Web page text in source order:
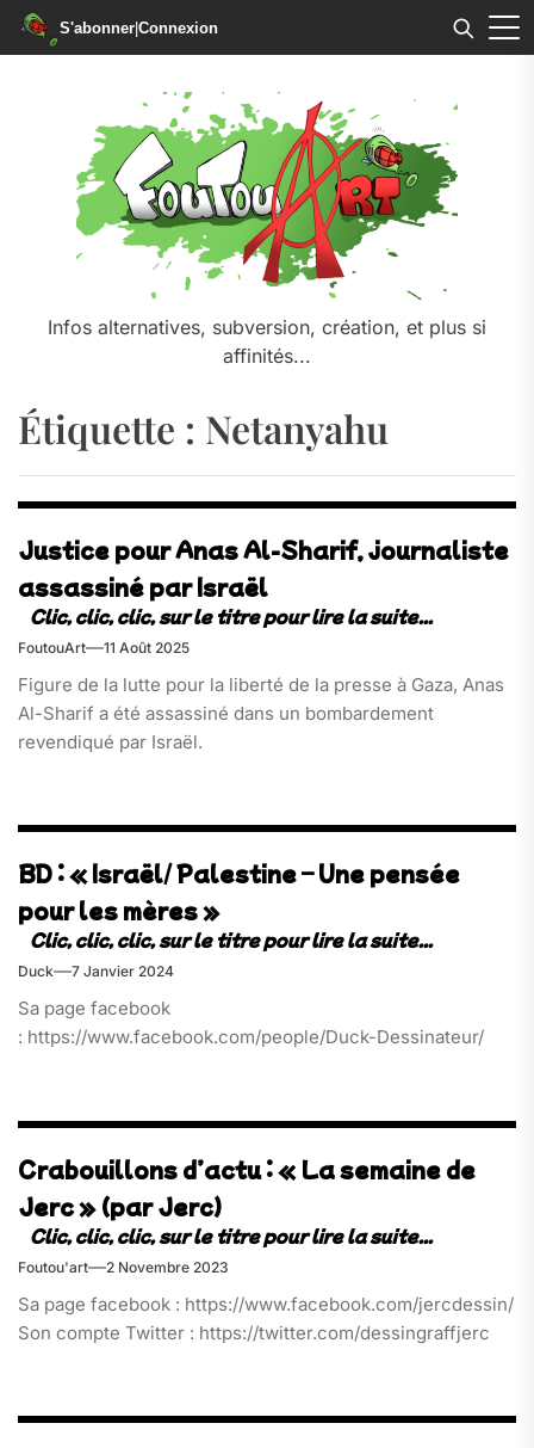
S'abonner|Connexion
Infos alternatives, subversion, création, et plus si
affinités...
Étiquette : Netanyahu
Justice pour Anas Al-Sharif, journaliste
assassiné par Israël
FoutouArt 11 Août 2025
Figure de la lutte pour la liberté de la presse à Gaza, Anas
Al-Sharif a été assassiné dans un bombardement
revendiqué par Israël.
BD : « Israël/ Palestine – Une pensée
pour les mères »
Duck 7 Janvier 2024
Sa page facebook
: https://www.facebook.com/people/Duck-Dessinateur/
Crabouillons d’actu : « La semaine de
Jerc » (par Jerc)
Foutou'art 2 Novembre 2023
Sa page facebook : https://www.facebook.com/jercdessin/
Son compte Twitter : https://twitter.com/dessingraffjerc